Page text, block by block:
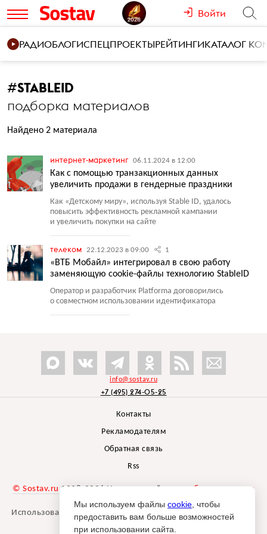
Войти
РАДИОБЛОГИСПЕЦПРОЕКТЫРЕЙТИНГИКАТАЛОГ
#STABLEID
подборка материалов
Найдено 2 материала
интернет-маркетинг 06.11.2024 в 12:00
Как с помощью транзакционных данных
увеличить продажи в гендерные праздники
Как «Детскому миру», используя Stable ID, удалось
повысить эффективность рекламной кампании
и увеличить покупки на сайте
телеком 22.12.2023 в 09:00 1
«ВТБ Мобайл» интегрировал в свою работу
заменяющую cookie-файлы технологию StableID
Оператор и разработчик Platforma договорились
о совместном использовании идентификатора
info@sostav.ru
+7 (495) 274-05-25
Контакты
Рекламодателям
Обратная связь
Rss
© Sostav.ru 1998-2026 Независимый проектбрендингового
агентства Depot
Использование материалов Sostav.ru допустимо только при
указании источника.
Мы используем файлы cookie , чтобы
предоставить вам больше возможностей
при использовании сайта.